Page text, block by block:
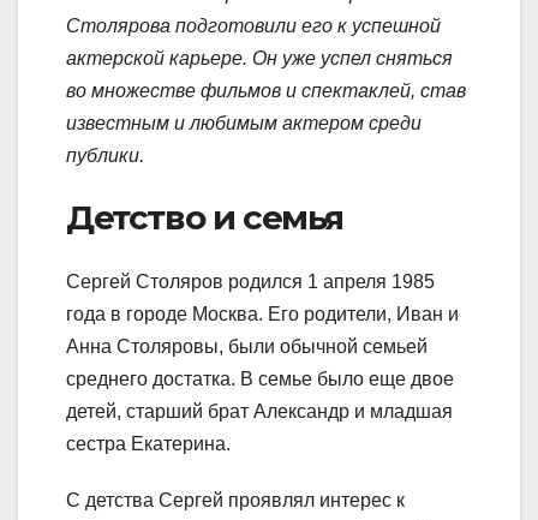
Столярова подготовили его к успешной
актерской карьере. Он уже успел сняться
во множестве фильмов и спектаклей, став
известным и любимым актером среди
публики.
Детство и семья
Сергей Столяров родился 1 апреля 1985
года в городе Москва. Его родители, Иван и
Анна Столяровы, были обычной семьей
среднего достатка. В семье было еще двое
детей, старший брат Александр и младшая
сестра Екатерина.
С детства Сергей проявлял интерес к